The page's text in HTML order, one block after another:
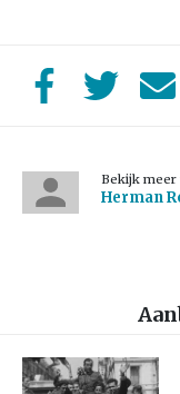
Bekijk meer
Herman